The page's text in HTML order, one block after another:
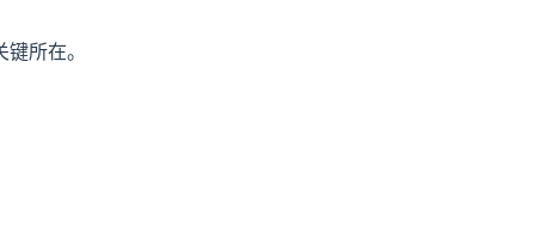
所在。